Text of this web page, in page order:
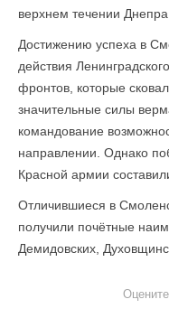
верхнем течении Днепра.
Достижению успеха в
действия
фронтов, которые
значительные силы
командование
направлении. Однако
Красной армии
Отличившиеся в
получили почётные
Демидовских,